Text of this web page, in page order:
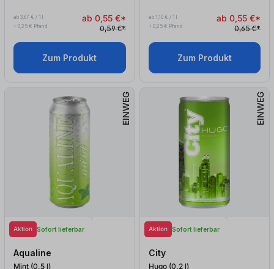
ab 3,67 € / 1 l
+ 0,25 € Pfand
ab 0,55 €*
0,59 €*
Zum Produkt
ab 1,10 € / 1 l
+ 0,25 € Pfand
ab 0,55 €*
0,65 €*
Zum Produkt
EINWEG
Aktion Sofort lieferbar
Aqualine
Mint (0,5 l)
EINWEG
Aktion Sofort lieferbar
City
Hugo (0,2 l)